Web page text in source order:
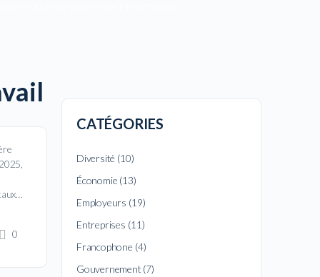
0
CATÉGORIES
Diversité (10)
Économie (13)
Employeurs (19)
Entreprises (11)
Francophone (4)
Gouvernement (7)